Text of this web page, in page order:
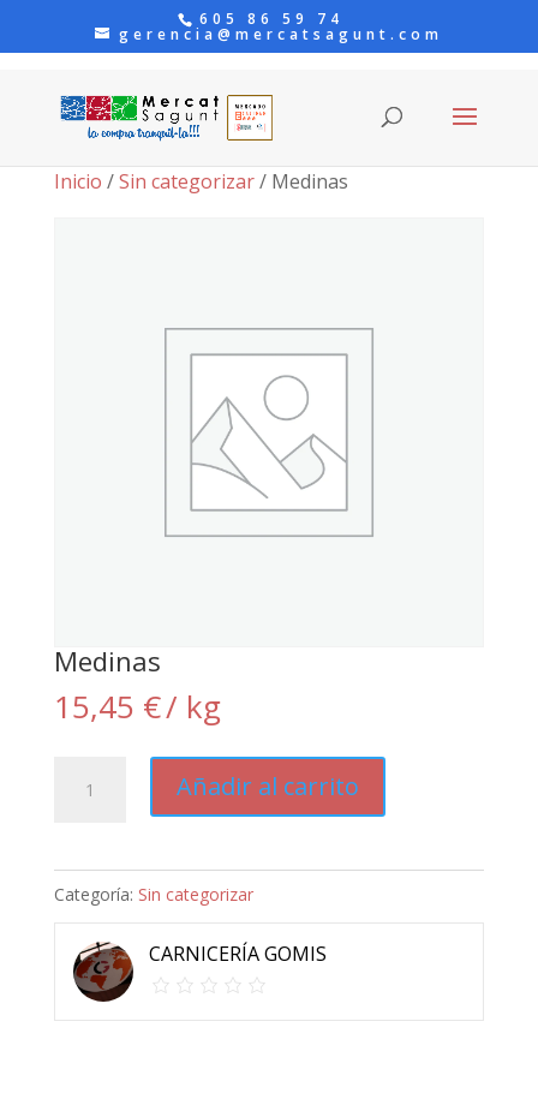
605 86 59 74
gerencia@mercatsagunt.com
Inicio /Sin categorizar/ Medinas
Medinas
15,45 €/ kg
cantidad
Añadir al carrito
Categoría: Sin categorizar
CARNICERÍA GOMIS